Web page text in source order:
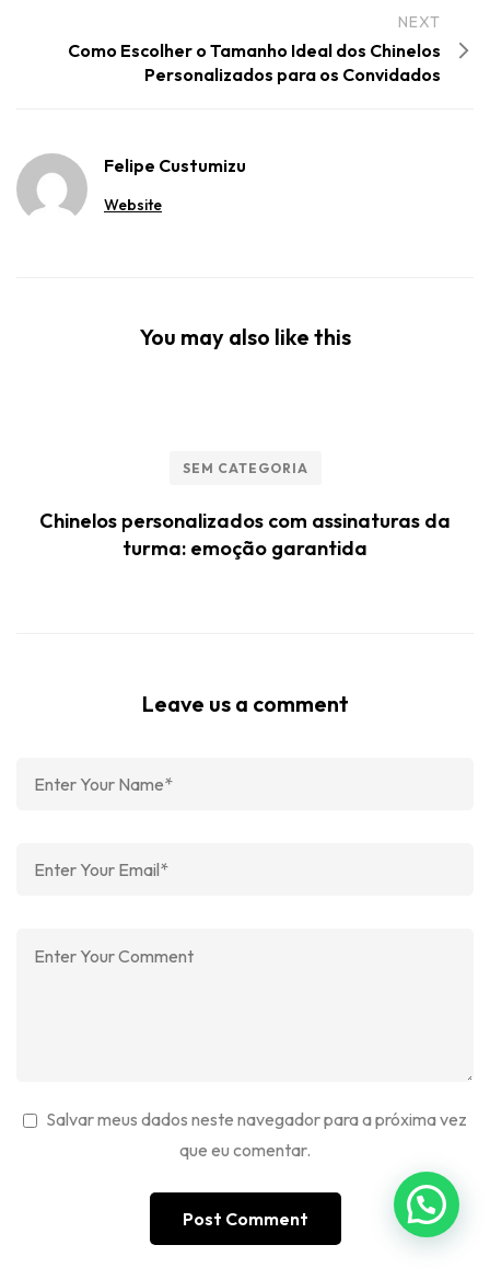
NEXT
Como Escolher o Tamanho Ideal dos Chinelos
Personalizados para os Convidados
Felipe Custumizu
Website
You may also like this
SEM CATEGORIA
Chinelos personalizados com assinaturas da
turma: emoção garantida
Leave us a comment
Salvar meus dados neste navegador para a próxima vez
que eu comentar.